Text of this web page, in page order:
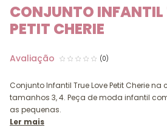
CONJUNTO INFANTIL
PETIT CHERIE
(0)
Conjunto Infantil True Love Petit Cherie na
tamanhos 3, 4. Peça de moda infantil
as pequenas.
Ler mais